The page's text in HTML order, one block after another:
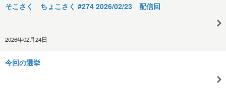
そこさく ちょこさく #274 2026/02/23 配信回
2026年02月24日
今回の選挙